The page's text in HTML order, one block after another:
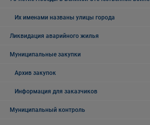
Их именами названы улицы города
Ликвидация аварийного жилья
Муниципальные закупки
Архив закупок
Информация для заказчиков
Муниципальный контроль